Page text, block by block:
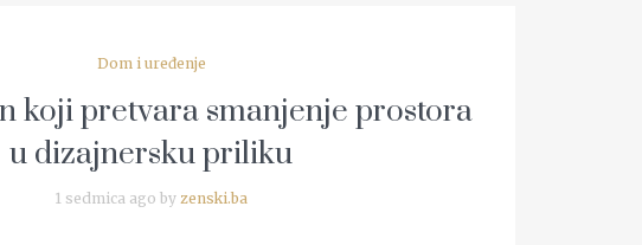
Dom i uređenje
koji pretvara smanjenje prostora
u dizajnersku priliku
1 sedmica ago by zenski.ba